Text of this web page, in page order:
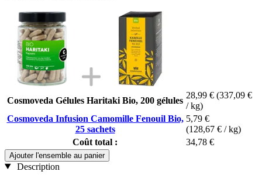
Cosmoveda Gélules Haritaki Bio, 200 gélules
28,99 € (337,09 €
/ kg)
Cosmoveda Infusion Camomille Fenouil Bio,
25 sachets
5,79 €
(128,67 € / kg)
Coût total :
34,78 €
Ajouter l'ensemble au panier
Description